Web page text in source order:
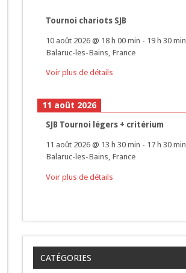
Tournoi chariots SJB
10 août 2026@ 18 h 00 min - 19 h 30 min
Balaruc-les-Bains, France
Voir plus de détails
11 août 2026
SJB Tournoi légers + critérium
11 août 2026@ 13 h 30 min - 17 h 30 min
Balaruc-les-Bains, France
Voir plus de détails
CATÉGORIES